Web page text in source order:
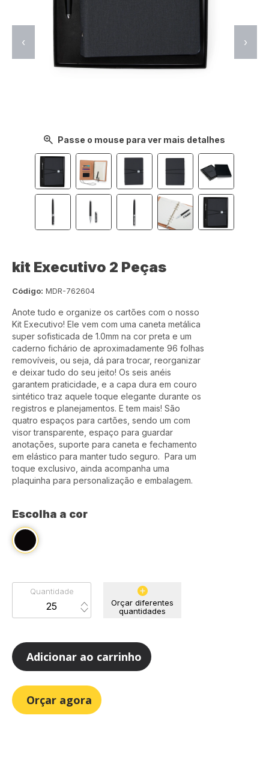
Passe o mouse para ver mais detalhes
‹ ›
kit Executivo 2 Peças
Código: MDR-762604
Anote tudo e organize os cartões com o nosso
Kit Executivo! Ele vem com uma caneta metálica
super sofisticada de 1.0mm na cor preta e um
caderno fichário de aproximadamente 96 folhas
removíveis, ou seja, dá para trocar, reorganizar
e deixar tudo do seu jeito! Os seis anéis
garantem praticidade, e a capa dura em couro
sintético traz aquele toque elegante durante os
registros e planejamentos. E tem mais! São
quatro espaços para cartões, sendo um com
visor transparente, espaço para guardar
anotações, suporte para caneta e fechamento
em elástico para manter tudo seguro. Para um
toque exclusivo, ainda acompanha uma
plaquinha para personalização e embalagem.
Escolha a cor
Quantidade
Orçar diferentes
quantidades
Adicionar ao carrinho
Orçar agora